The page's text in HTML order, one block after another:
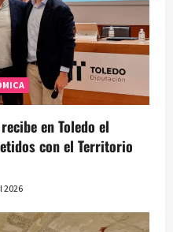
en Toledo el
con el Territorio
2026